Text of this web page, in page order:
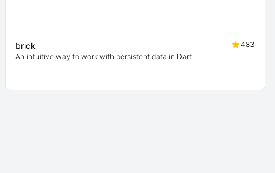
brick
483
An intuitive way to work with persistent data in Dart